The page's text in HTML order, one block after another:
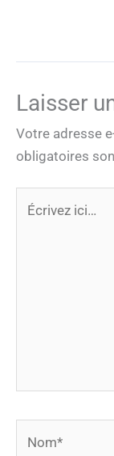
Laisser
Votre adresse
obligatoires